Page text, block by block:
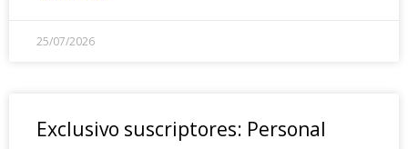
25/07/2026
Exclusivo suscriptores: Personal